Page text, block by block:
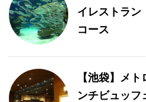
イレストラン
コース
【池袋】メ
ンチビュッフ